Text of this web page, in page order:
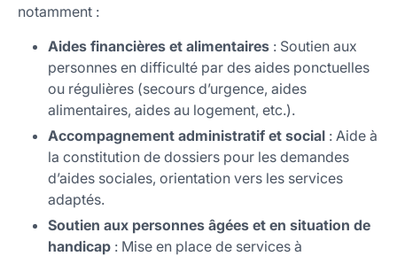
notamment :
Aides financières et alimentaires : Soutien aux
personnes en difficulté par des aides ponctuelles
ou régulières (secours d’urgence, aides
alimentaires, aides au logement, etc.).
Accompagnement administratif et social : Aide à
la constitution de dossiers pour les demandes
d’aides sociales, orientation vers les services
adaptés.
Soutien aux personnes âgées et en situation de
handicap : Mise en place de services à